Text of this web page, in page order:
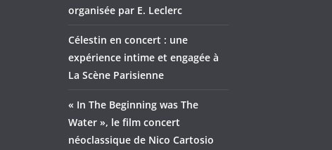
organisée par E. Leclerc
Célestin en concert : une
expérience intime et engagée à
La Scène Parisienne
« In The Beginning was The
Water », le film concert
néoclassique de Nico Cartosio